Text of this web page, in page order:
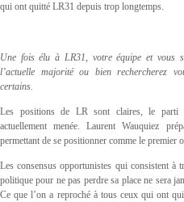
qui ont quitté LR31 depuis trop longtemps.
Une fois élu à LR31, votre équipe et vous
l’actuelle majorité ou bien rechercherez
certains.
Les positions de LR sont claires, le parti
actuellement menée. Laurent Wauquiez
permettant de se positionner comme le premier
Les consensus opportunistes qui consistent à
politique pour ne pas perdre sa place ne sera
Ce que l’on a reproché à tous ceux qui ont